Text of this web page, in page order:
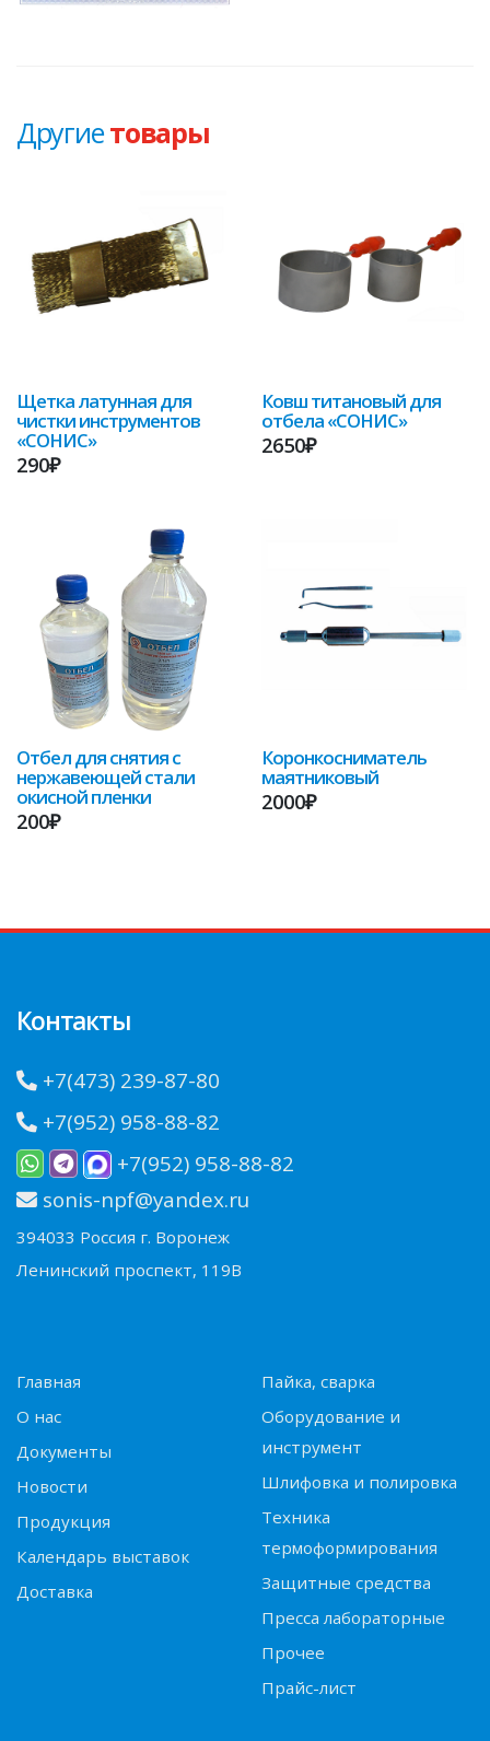
Другиетовары
Щетка латунная для
чистки инструментов
«СОНИС»
290₽
Ковш титановый для
отбела «СОНИС»
2650₽
Отбел для снятия с
нержавеющей стали
окисной пленки
200₽
Коронкосниматель
маятниковый
2000₽
Контакты
+7(473) 239-87-80
+7(952) 958-88-82
+7(952) 958-88-82
sonis-npf@yandex.ru
394033 Россия г. Воронеж
Ленинский проспект, 119В
Главная
О нас
Документы
Новости
Продукция
Календарь выставок
Доставка
Пайка, сварка
Оборудование и
инструмент
Шлифовка и полировка
Техника
термоформирования
Защитные средства
Пресса лабораторные
Прочее
Прайс-лист